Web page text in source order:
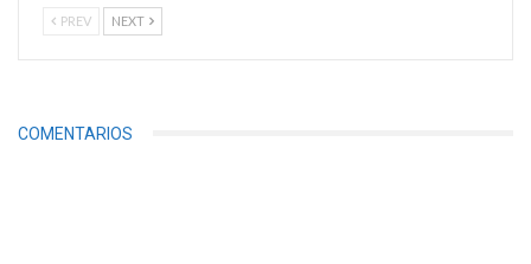
PREV NEXT
COMENTARIOS